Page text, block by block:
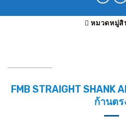
หมวดหมู่สิ
FMB STRAIGHT SHANK
ก้านตร